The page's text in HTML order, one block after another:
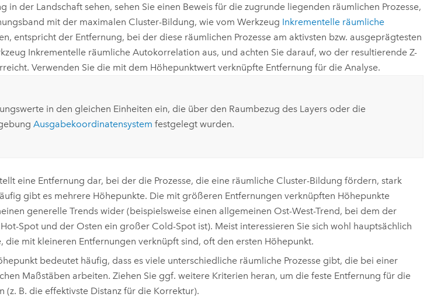
in der Landschaft sehen, sehen Sie einen Beweis für die zugrunde liegenden räumlichen Prozesse,
mit der maximalen Cluster-Bildung, wie vom Werkzeug Inkrementelle räumliche
entspricht der Entfernung, bei der diese räumlichen Prozesse am aktivsten bzw. ausgeprägtesten
Inkrementelle räumliche Autokorrelation aus, und achten Sie darauf, wo der resultierende Z-
Verwenden Sie die mit dem Höhepunktwert verknüpfte Entfernung für die Analyse.
in den gleichen Einheiten ein, die über den Raumbezug des Layers oder die
Ausgabekoordinatensystem festgelegt wurden.
eine Entfernung dar, bei der die Prozesse, die eine räumliche Cluster-Bildung fördern, stark
gibt es mehrere Höhepunkte. Die mit größeren Entfernungen verknüpften Höhepunkte
generelle Trends wider (beispielsweise einen allgemeinen Ost-West-Trend, bei dem der
Spot und der Osten ein großer Cold-Spot ist). Meist interessieren Sie sich wohl hauptsächlich
die mit kleineren Entfernungen verknüpft sind, oft den ersten Höhepunkt.
bedeutet häufig, dass es viele unterschiedliche räumliche Prozesse gibt, die bei einer
Maßstäben arbeiten. Ziehen Sie ggf. weitere Kriterien heran, um die feste Entfernung für die
(z. B. die effektivste Distanz für die Korrektur).